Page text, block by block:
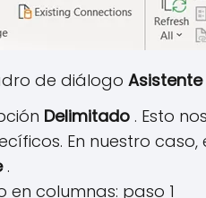
de diálogo
Delimitado . Esto
En nuestro
.